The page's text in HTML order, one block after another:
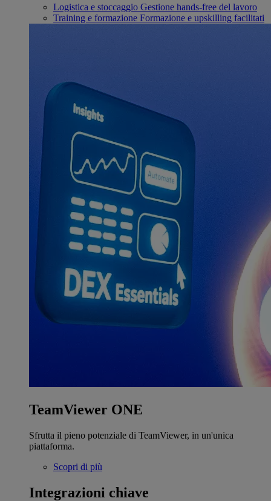
Logistica e stoccaggio Gestione hands-free del lavoro
Training e formazione Formazione e upskilling facilitati
TeamViewer ONE
Sfrutta il pieno potenziale di TeamViewer, in un'unica
piattaforma.
Scopri di più
Integrazioni chiave